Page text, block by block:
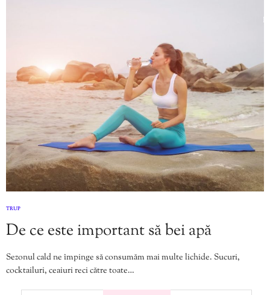
TRUP
De ce este important să bei apă
Sezonul cald ne împinge să consumăm mai multe lichide. Sucuri,
cocktailuri, ceaiuri reci către toate…